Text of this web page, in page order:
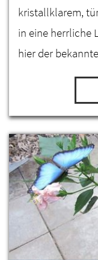
kristallklarem,
in eine herrliche
hier der